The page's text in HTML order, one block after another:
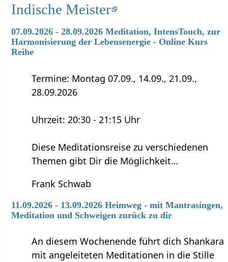
Indische Meister
07.09.2026 - 28.09.2026 Meditation, IntensTouch, zur
Harmonisierung der Lebensenergie - Online Kurs
Reihe
Termine: Montag 07.09., 14.09., 21.09.,
28.09.2026
Uhrzeit: 20:30 - 21:15 Uhr
Diese Meditationsreise zu verschiedenen
Themen gibt Dir die Möglichkeit…
Frank Schwab
11.09.2026 - 13.09.2026 Heimweg - mit Mantrasingen,
Meditation und Schweigen zurück zu dir
An diesem Wochenende führt dich Shankara
mit angeleiteten Meditationen in die Stille